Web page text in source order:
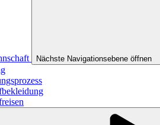
Nächste Navigationsebene öffnen